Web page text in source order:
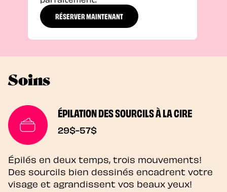
RÉSERVER MAINTENANT
Soins
ÉPILATION DES SOURCILS À LA CIRE
29$-57$
Épilés en deux temps, trois mouvements!
Des sourcils bien dessinés encadrent votre
visage et agrandissent vos beaux yeux!